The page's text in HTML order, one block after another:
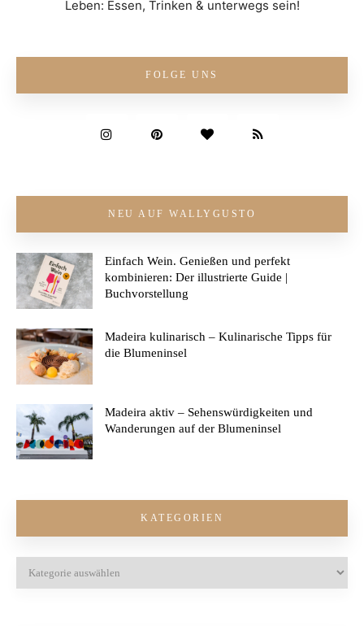
Leben: Essen, Trinken & unterwegs sein!
FOLGE UNS
NEU AUF WALLYGUSTO
Einfach Wein. Genießen und perfekt
kombinieren: Der illustrierte Guide |
Buchvorstellung
Madeira kulinarisch – Kulinarische Tipps für
die Blumeninsel
Madeira aktiv – Sehenswürdigkeiten und
Wanderungen auf der Blumeninsel
KATEGORIEN